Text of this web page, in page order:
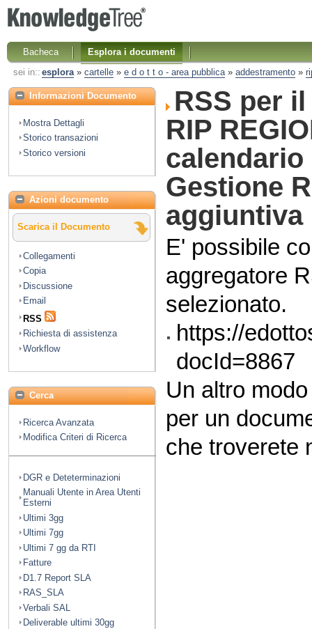
Bacheca
Esplora i documenti
sei in:: esplora» cartelle» e d o t t o - area pubblica» addestramento»
Informazioni Documento
Mostra Dettagli
Storico transazioni
Storico versioni
Azioni documento
Scarica il Documento
Collegamenti
Copia
Discussione
Email
RSS
Richiesta di assistenza
Workflow
Cerca
Ricerca Avanzata
Modifica Criteri di Ricerca
DGR e Deteterminazioni
Manuali Utente in Area Utenti
Esterni
Ultimi 3gg
Ultimi 7gg
Ultimi 7 gg da RTI
Fatture
D1.7 Report SLA
RAS_SLA
Verbali SAL
Deliverable ultimi 30gg
RSS per
RIP
Gestione
aggiuntiva
E' possibile
aggregatore
selezionato.
https://
docId=8867
Un altro
per un
che troverete